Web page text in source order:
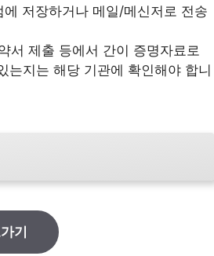
에 저장하거나 메일/메신저로 전송
서 제출 등에서 간이 증명자료로
는지는 해당 기관에 확인해야 합니
기